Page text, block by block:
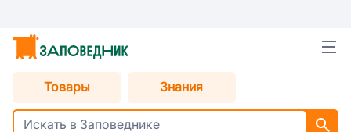
Товары Знания